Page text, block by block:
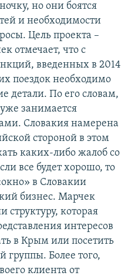
но они боятся
и необходимости
Цель проекта –
отмечает, что с
введенных в 2014
поездок необходимо
детали. По его словам,
занимается
Словакия намерена
стороной в этом
каких-либо жалоб со
все будет хорошо, то
в Словакии
бизнес. Марчек
структуру, которая
интересов
в Крым или посетить
группы. Более того,
клиента от